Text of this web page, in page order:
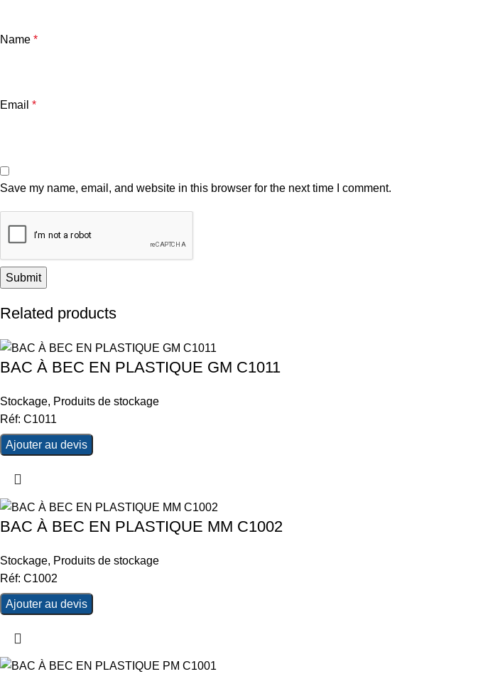
Name *
Email *
Save my name, email, and website in this browser for the next time I comment.
Related products
BAC À BEC EN PLASTIQUE GM C1011
Stockage, Produits de stockage
Réf: C1011
Ajouter au devis
BAC À BEC EN PLASTIQUE MM C1002
Stockage, Produits de stockage
Réf: C1002
Ajouter au devis